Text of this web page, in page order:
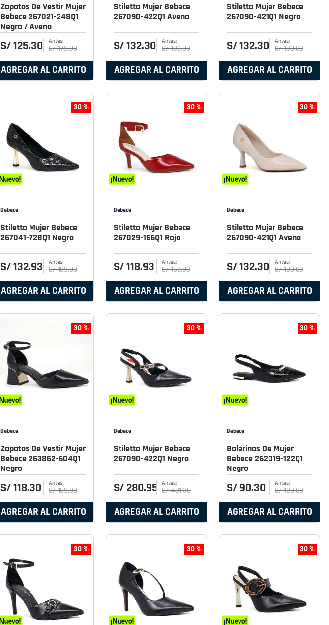
Zapatos De Vestir Mujer
Bebece 267021-248Q1
Negro / Avena
S/125.30 S/179.00
AGREGAR AL CARRITO
Stiletto Mujer Bebece
267090-422Q1 Avena
S/132.30 S/189.00
AGREGAR AL CARRITO
Stiletto Mujer Bebece
267090-421Q1 Negro
S/132.30 S/189.00
AGREGAR AL CARRITO
30 %
Bebece
Stiletto Mujer Bebece
267041-728Q1 Negro
S/132.93 S/189.90
AGREGAR AL CARRITO
30 %
Bebece
Stiletto Mujer Bebece
267029-166Q1 Rojo
S/118.93 S/169.90
AGREGAR AL CARRITO
30 %
Bebece
Stiletto Mujer Bebece
267090-421Q1 Avena
S/132.30 S/189.00
AGREGAR AL CARRITO
30 %
Bebece
Zapatos De Vestir Mujer
Bebece 263862-604Q1
Negro
S/118.30 S/169.00
AGREGAR AL CARRITO
30 %
Bebece
Stiletto Mujer Bebece
267090-422Q1 Negro
S/ 280.95 S/401.36
AGREGAR AL CARRITO
30 %
Bebece
Balerinas De Mujer
Bebece 262019-122Q1
Negro
S/ 90.30 S/129.00
AGREGAR AL CARRITO
30 % 30 % 30 %